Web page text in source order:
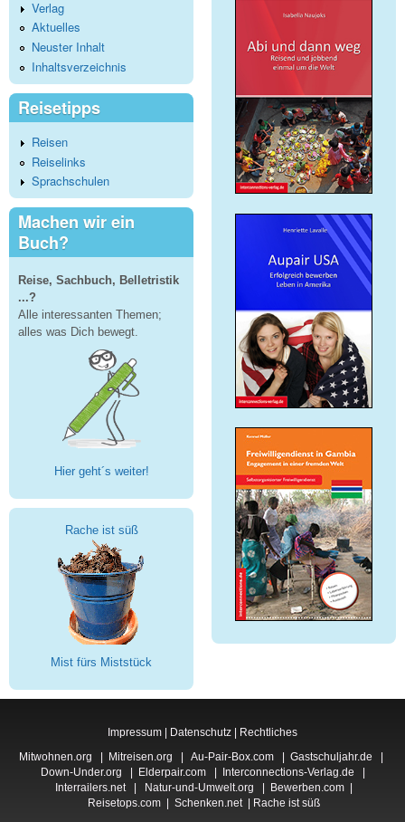
Verlag
Aktuelles
Neuster Inhalt
Inhaltsverzeichnis
Reisetipps
Reisen
Reiselinks
Sprachschulen
Machen wir ein
Buch?
Reise, Sachbuch, Belletristik
...?
Alle interessanten Themen;
alles was Dich bewegt.
Hier geht´s weiter!
Rache ist süß
Mist fürs Miststück
Impressum Datenschutz
Rechtliches
Mitwohnen.org
Mitreisen.org Au-Pair-Box.com Gastschuljahr.de
Down-Under.org
Elderpair.com| Interconnections-Verlag.de
Interrailers.net| Natur-und-Umwelt.org Bewerben.com
Reisetops.com
Schenken.net| Rache ist süß